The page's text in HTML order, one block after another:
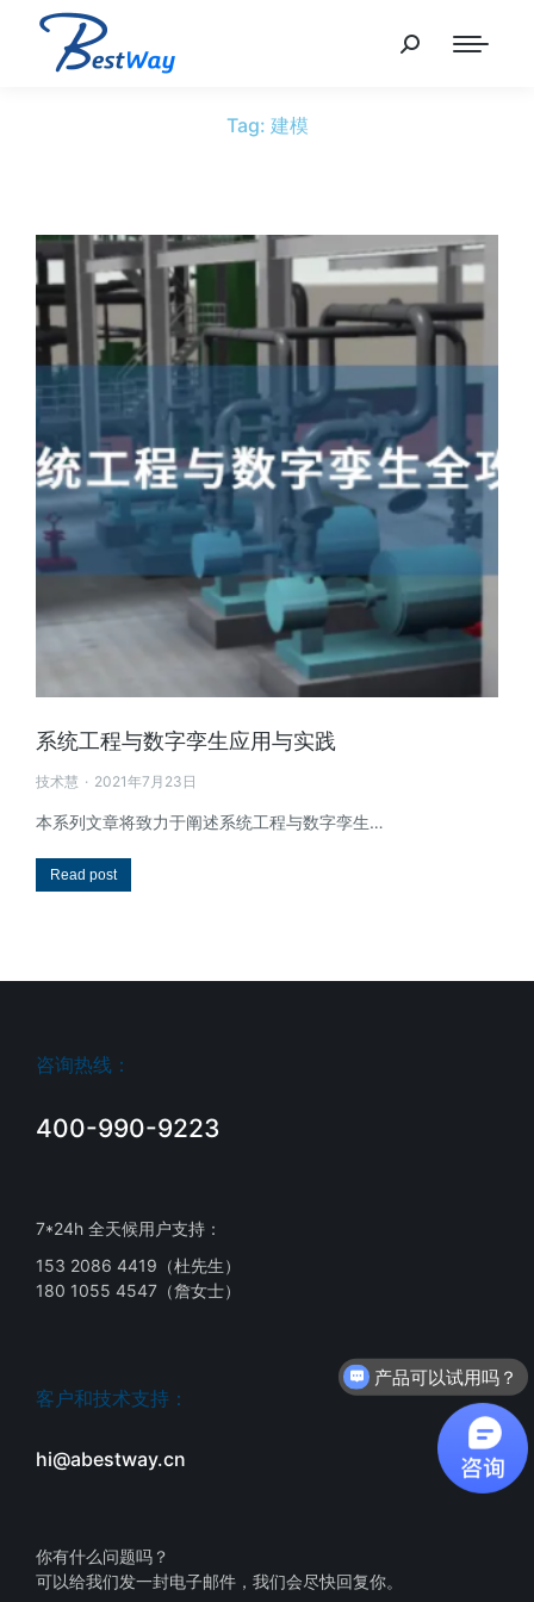
Tag: 建模
系统工程与数字孪生应用与实践
技术慧 2021年7月23日
本系列文章将致力于阐述系统工程与数字孪生…
Read post
咨询热线：
400-990-9223
7*24h 全天候用户支持：
153 2086 4419（杜先生）
180 1055 4547（詹女士）
客户和技术支持：
hi@abestway.cn
你有什么问题吗？
可以给我们发一封电子邮件，我们会尽快回复你。
产品可以试用吗？